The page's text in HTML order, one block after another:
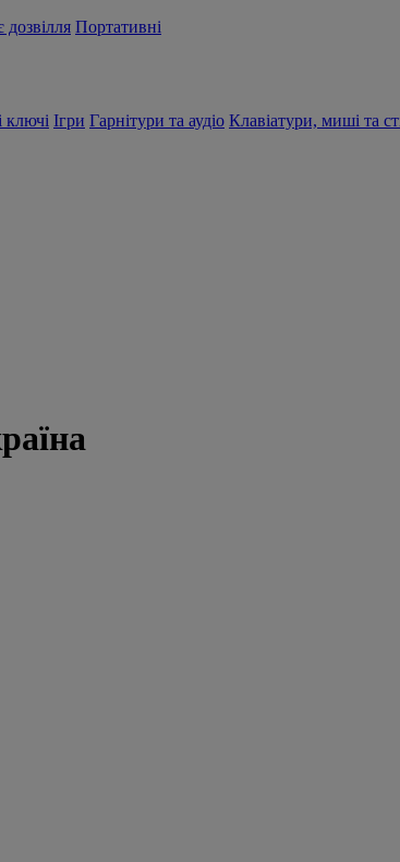
Портативні
ключі Ігри Гарнітури та аудіо Клавіатури, миші та